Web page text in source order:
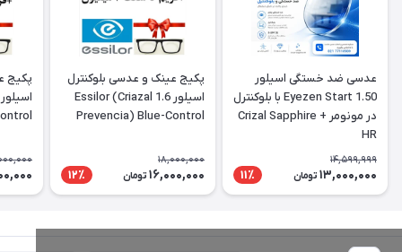
عدسی ضد خستگی اسیلور
Eyezen Start 1.50 با بلوکنترل
در مونومر + Crizal Sapphire
HR
14,599,999
13,000,000 تومان 11٪
پکیج عینک و عدسی بلوکنترل
اسیلور 1.6 Essilor (Criazal
Prevencia) Blue-Control
18,000,000
16,000,000 تومان 12٪
پکیج